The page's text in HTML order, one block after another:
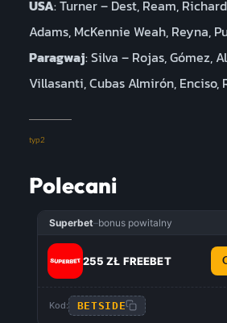
USA: Turner – Dest, Ream,
Adams, McKennie Weah, Reyna,
Paragwaj: Silva – Rojas, Gómez,
Villasanti, Cubas Almirón, Enciso,
typ2
Polecani
Superbet–bonus powitalny
255 ZŁ FREEBET
Kod: BETSIDE